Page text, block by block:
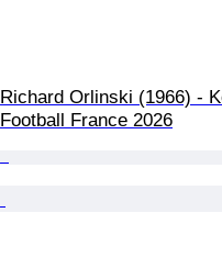
Richard Orlinski (1966) -
Football France 2026